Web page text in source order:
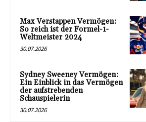
Max Verstappen Vermögen:
So reich ist der Formel-1-
Weltmeister 2024
30.07.2026
Sydney Sweeney Vermögen:
Ein Einblick in das Vermögen
der aufstrebenden
Schauspielerin
30.07.2026